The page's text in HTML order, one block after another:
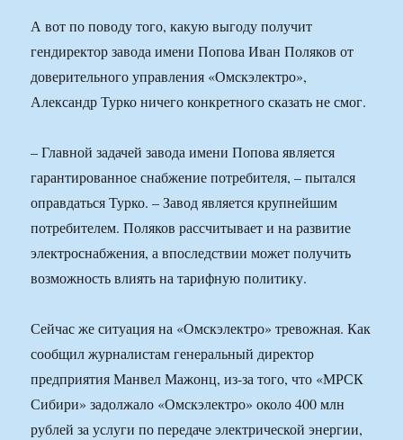
А вот по поводу того, какую выгоду получит
гендиректор завода имени Попова Иван Поляков от
доверительного управления «Омскэлектро»,
Александр Турко ничего конкретного сказать не смог.
– Главной задачей завода имени Попова является
гарантированное снабжение потребителя, – пытался
оправдаться Турко. – Завод является крупнейшим
потребителем. Поляков рассчитывает и на развитие
электроснабжения, а впоследствии может получить
возможность влиять на тарифную политику.
Сейчас же ситуация на «Омскэлектро» тревожная. Как
сообщил журналистам генеральный директор
предприятия Манвел Мажонц, из-за того, что «МРСК
Сибири» задолжало «Омскэлектро» около 400 млн
рублей за услуги по передаче электрической энергии,